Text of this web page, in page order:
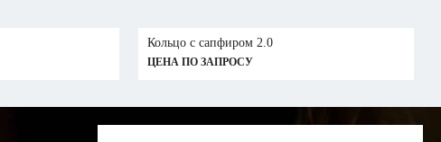
Кольцо с сапфиром 2.0
ЦЕНА ПО ЗАПРОСУ